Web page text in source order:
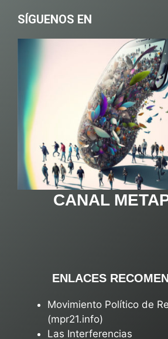
SÍGUENOS EN
CANAL
ENLACES
Movimiento Político de
(mpr21.info)
Las Interferencias